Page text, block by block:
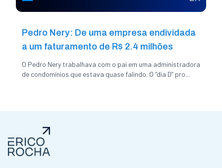
Pedro Nery: De uma empresa endividada
a um faturamento de R$ 2.4 milhões
O Pedro Nery trabalhava com o pai em uma administradora
de condomínios que estava quase falindo. O “dia D” pro...